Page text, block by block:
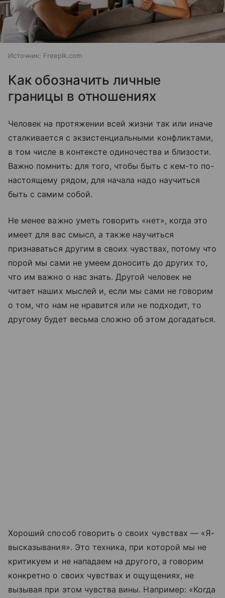
Источник: Freepik.com
Как обозначить личные
границы в отношениях
Человек на протяжении всей жизни так или иначе
сталкивается с экзистенциальными конфликтами,
в том числе в контексте одиночества и близости.
Важно помнить: для того, чтобы быть с кем-то по-
настоящему рядом, для начала надо научиться
быть с самим собой.
Не менее важно уметь говорить «нет», когда это
имеет для вас смысл, а также научиться
признаваться другим в своих чувствах, потому что
порой мы сами не умеем доносить до других то,
что им важно о нас знать. Другой человек не
читает наших мыслей и, если мы сами не говорим
о том, что нам не нравится или не подходит, то
другому будет весьма сложно об этом догадаться.
Хороший способ говорить о своих чувствах — «Я-
высказывания». Это техника, при которой мы не
критикуем и не нападаем на другого, а говорим
конкретно о своих чувствах и ощущениях, не
вызывая при этом чувства вины. Например: «Когда